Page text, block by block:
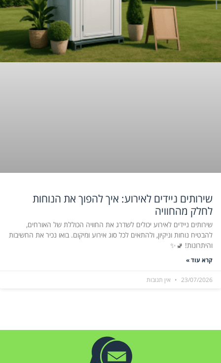
שירותים ניידים לאירוע: איך להפוך את הנוחות
לחלק מהחוויה
שירותים ניידים לאירוע יכולים לשדרג את החוויה הכוללת של האורחים,
להבטיח נוחות וניקיון, ולהתאים לכל סוג אירוע ומיקום. בואו נכיר את החשיבות
והיתרונות! 🚽✨
קרא עוד »
23/07/2026 אין תגובות